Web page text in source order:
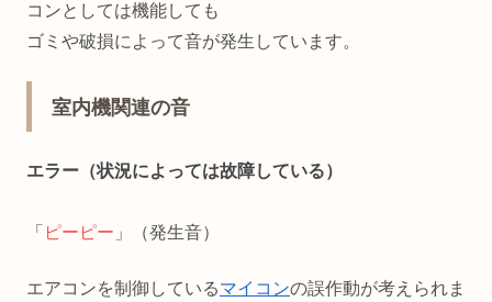
コンとしては機能しても
ゴミや破損によって音が発生しています。
室内機関連の音
エラー（状況によっては故障している）
「 ピーピー 」（発生音）
エアコンを制御しているマイコンの誤作動が考えられま